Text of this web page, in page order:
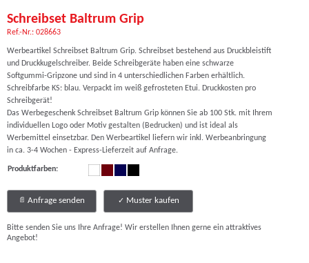
Schreibset Baltrum Grip
Ref.-Nr.: 028663
Werbeartikel Schreibset Baltrum Grip. Schreibset bestehend aus Druckbleistift
und Druckkugelschreiber. Beide Schreibgeräte haben eine schwarze
Softgummi-Gripzone und sind in 4 unterschiedlichen Farben erhältlich.
Schreibfarbe KS: blau. Verpackt im weiß gefrosteten Etui. Druckkosten pro
Schreibgerät!
Das Werbegeschenk Schreibset Baltrum Grip können Sie ab 100 Stk. mit Ihrem
individuellen Logo oder Motiv gestalten (Bedrucken) und ist ideal als
Werbemittel einsetzbar. Den Werbeartikel liefern wir inkl. Werbeanbringung
in ca. 3-4 Wochen - Express-Lieferzeit auf Anfrage.
Produktfarben:
Anfrage senden Muster kaufen
Bitte senden Sie uns Ihre Anfrage! Wir erstellen Ihnen gerne ein attraktives
Angebot!